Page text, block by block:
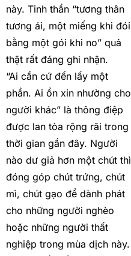
này. Tinh thần “tương thân
tương ái, một miếng khi đói
bằng một gói khi no” quả
thật rất đáng ghi nhận.
“Ai cần cứ đến lấy một
phần. Ai ổn xin nhường cho
người khác” là thông điệp
được lan tỏa rộng rãi trong
thời gian gần đây. Người
nào dư giả hơn một chút thì
đóng góp chút trứng, chút
mì, chút gạo để dành phát
cho những người nghèo
hoặc những người thất
nghiệp trong mùa dịch này.